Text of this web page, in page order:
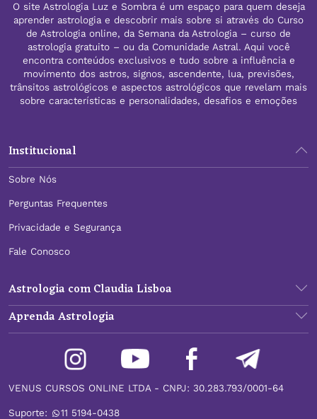
O site Astrologia Luz e Sombra é um espaço para quem deseja
aprender astrologia e descobrir mais sobre si através do Curso
de Astrologia online, da Semana da Astrologia – curso de
astrologia gratuito – ou da Comunidade Astral. Aqui você
encontra conteúdos exclusivos e tudo sobre a influência e
movimento dos astros, signos, ascendente, lua, previsões,
trânsitos astrológicos e aspectos astrológicos que revelam mais
sobre características e personalidades, desafios e emoções
Institucional
Sobre Nós
Perguntas Frequentes
Privacidade e Segurança
Fale Conosco
Astrologia com Claudia Lisboa
Aprenda Astrologia
VENUS CURSOS ONLINE LTDA - CNPJ: 30.283.793/0001-64
Suporte: 11 5194-0438